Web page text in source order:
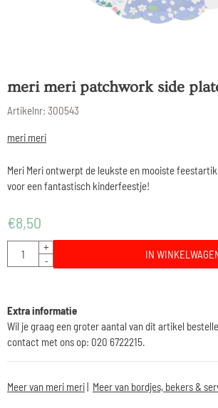
meri meri patchwork side
Artikelnr: 300543
meri meri
Meri Meri ontwerpt de leukste en mooiste
voor een fantastisch kinderfeestje!
€8,50
Aantal
+
-
IN
Extra informatie
Wil je graag een groter aantal van dit artikel
contact met ons op: 020 6722215.
Meer van meri meri| Meer van bordjes, bekers &